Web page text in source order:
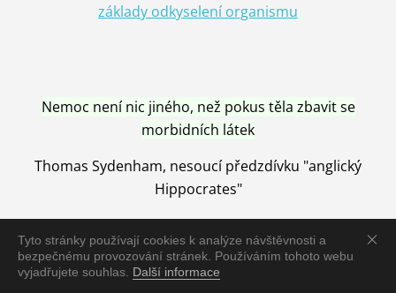
Tyto stránky používají cookies k analýze návštěvnosti a
bezpečnému provozování stránek. Používáním tohoto webu
vyjadřujete souhlas. Další informace
základy odkyselení organismu
Nemoc není nic jiného, než pokus těla zbavit se
morbidních látek
Thomas Sydenham, nesoucí předzdívku "anglický
Hippocrates"
Nemoc je vyléčena jen pomocí Přírody, neutralizací a